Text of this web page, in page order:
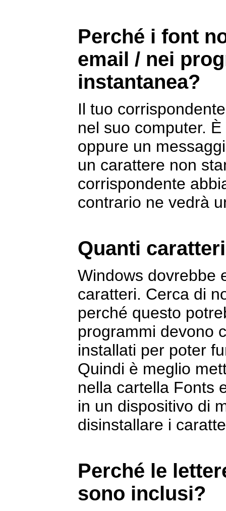
Perché i font
email / nei
instantanea?
Il tuo
nel suo computer.
oppure un
un carattere non
corrispondente
contrario ne vedrà
Quanti
Windows dovrebbe
caratteri. Cerca di
perché questo
programmi devono
installati per poter
Quindi è meglio
nella cartella Fonts
in un dispositivo di
disinstallare i
Perché le
sono inclusi?